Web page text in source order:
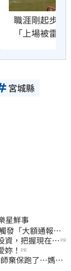
職涯剛起步　
「上場被雷劈
宮城縣
星鮮事
發「大額通報」
資，把握現在不 PR
！ PR
棄保跑了…媽也